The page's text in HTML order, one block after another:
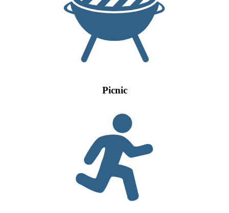
Picnic